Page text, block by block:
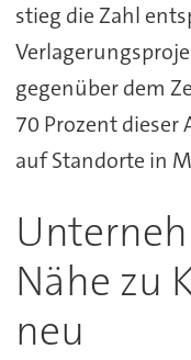
stieg die Zahl
gegenüber dem
70 Prozent
auf Standorte in
Nähe zu
neu